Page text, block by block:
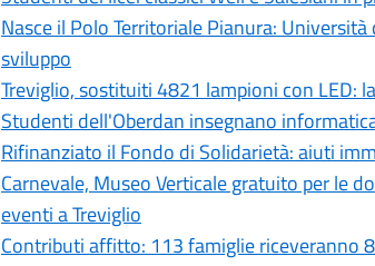
Nasce il Polo Territoriale Pianura:
sviluppo
Treviglio, sostituiti 4821 lampioni con LED:
Studenti dell'Oberdan insegnano
Rifinanziato il Fondo di Solidarietà: aiuti
Carnevale, Museo Verticale gratuito per le
eventi a Treviglio
Contributi affitto: 113 famiglie riceveranno